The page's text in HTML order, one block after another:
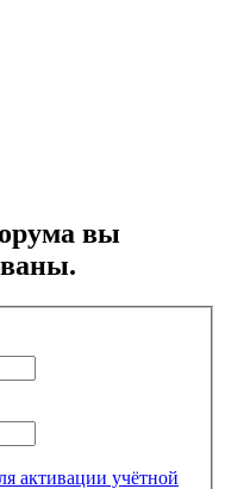
вы
активации учётной